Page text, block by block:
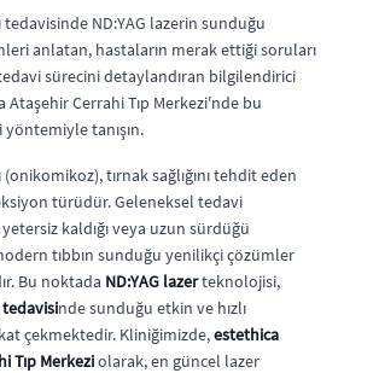
tedavisinde ND:YAG lazerin sunduğu
anlatan, hastaların merak ettiği soruları
sürecini detaylandıran bilgilendirici
Ataşehir Cerrahi Tıp Merkezi'nde bu
tanışın.
(onikomikoz), tırnak sağlığını tehdit eden
türüdür. Geleneksel tedavi
kaldığı veya uzun sürdüğü
tıbbın sunduğu yenilikçi çözümler
Bu noktada ND:YAG lazerteknolojisi,
tedavisinde sunduğu etkin ve hızlı
çekmektedir. Kliniğimizde,estethica
Tıp Merkeziolarak, en güncel lazer